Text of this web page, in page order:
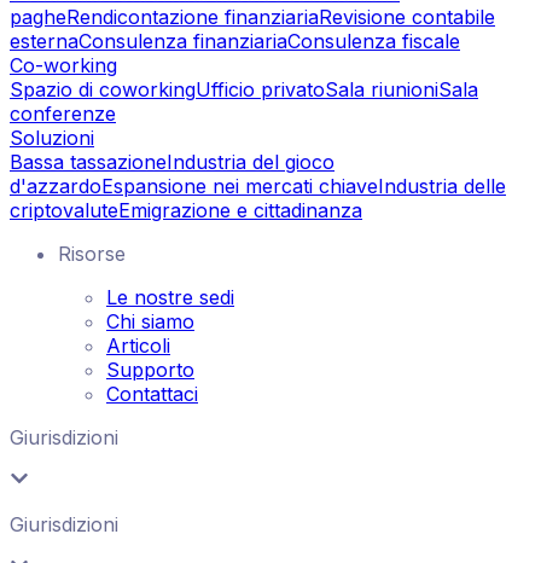
pagheRendicontazione finanziariaRevisione contabile
esternaConsulenza finanziariaConsulenza fiscale
Co-working
Spazio di coworkingUfficio privatoSala riunioniSala
conferenze
Soluzioni
Bassa tassazioneIndustria del gioco
d'azzardoEspansione nei mercati chiaveIndustria delle
criptovaluteEmigrazione e cittadinanza
Risorse
Le nostre sedi
Chi siamo
Articoli
Supporto
Contattaci
Giurisdizioni
Giurisdizioni